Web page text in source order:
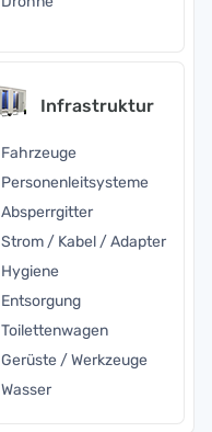
Infrastruktur
Fahrzeuge
Personenleitsysteme
Absperrgitter
Strom / Kabel / Adapter
Hygiene
Entsorgung
Toilettenwagen
Gerüste / Werkzeuge
Wasser